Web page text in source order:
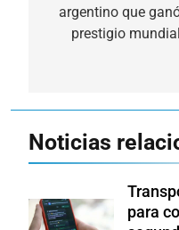
argentino que
prestigio mundial
Noticias
para